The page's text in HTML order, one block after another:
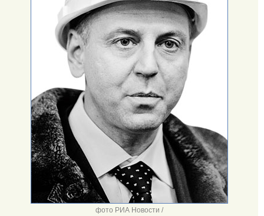
фото РИА Новости /